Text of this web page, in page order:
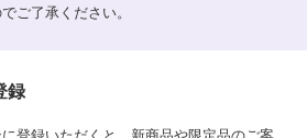
ご了承ください。
録